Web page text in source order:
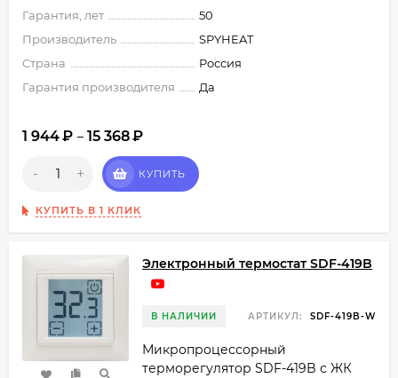
Гарантия, лет
50
Производитель
SPYHEAT
Страна
Россия
Гарантия производителя
Да
1 944₽ – 15 368₽
- + КУПИТЬ
КУПИТЬ В 1 КЛИК
Электронный термостат SDF-419B
В НАЛИЧИИ АРТИКУЛ: SDF-419B-W
Микропроцессорный
терморегулятор SDF-419B с ЖК